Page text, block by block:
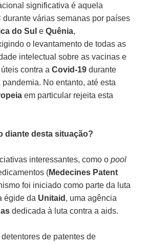
significativa é aquela
durante várias semanas por países
do Sul eQuênia,
o levantamento de todas as
intelectual sobre as vacinas e
contra aCovid-19 durante
No entanto, até esta
em particular rejeita esta
diante desta situação?
interessantes, como opool
(Medecines Patent
foi iniciado como parte da luta
égide da Unitaid , uma agência
dedicada à luta contra a aids.
de patentes de